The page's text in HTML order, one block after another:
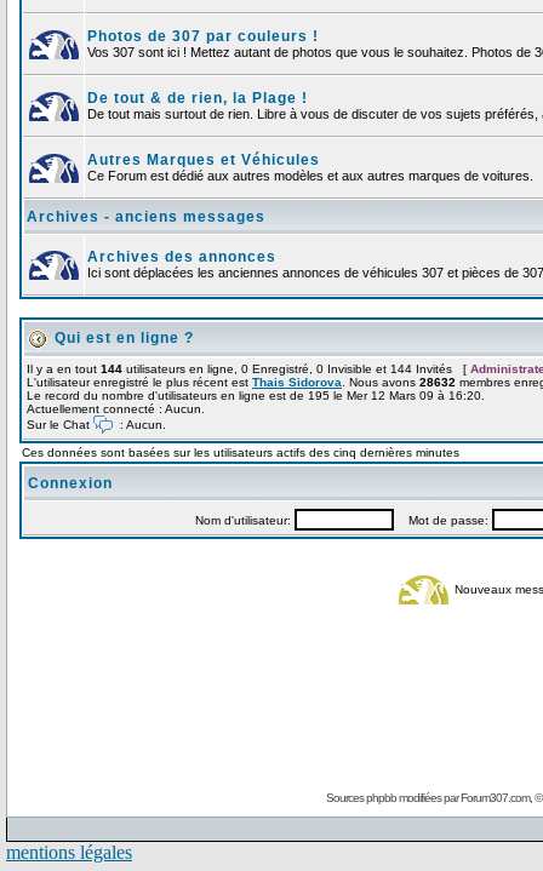
Photos de 307 par couleurs !
Vos 307 sont ici ! Mettez autant de photos que vous le souhaitez. Photos de
De tout & de rien, la Plage !
De tout mais surtout de rien. Libre à vous de discuter de vos sujets
Autres Marques et Véhicules
Ce Forum est dédié aux autres modèles et aux autres marques de voitures.
Archives - anciens messages
Archives des annonces
Ici sont déplacées les anciennes annonces de véhicules 307 et pièces de 307
Qui est en ligne ?
Il y a en tout 144 utilisateurs en ligne, 0 Enregistré, 0 Invisible et 144 Invités [
L'utilisateur enregistré le plus récent est Thais Sidorova . Nous avons 28632 membres
Le record du nombre d'utilisateurs en ligne est de 195 le Mer 12 Mars 09 à 16:20.
Actuellement connecté : Aucun.
Sur le Chat
: Aucun.
Ces données sont basées sur les utilisateurs actifs des cinq dernières minutes
Connexion
Nom d'utilisateur: Mot de passe:
Nouveaux
Sources phpbb modifiées parForum307.com, ©
mentions légales